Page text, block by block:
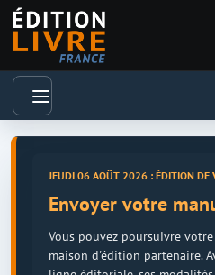
JEUDI 06 AOÛT 2026 : ÉDITION DE
Envoyer votre
Vous pouvez poursuivre
maison d'édition partenaire.